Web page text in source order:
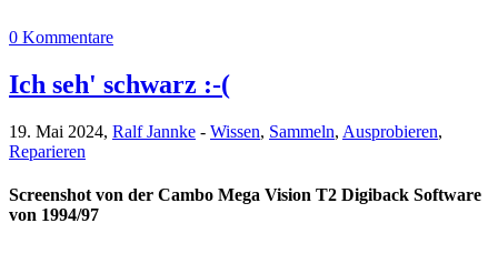
0 Kommentare
Ich seh' schwarz :-(
19. Mai 2024, Ralf Jannke - Wissen, Sammeln, Ausprobieren,
Reparieren
Screenshot von der Cambo Mega Vision T2 Digiback Software
von 1994/97